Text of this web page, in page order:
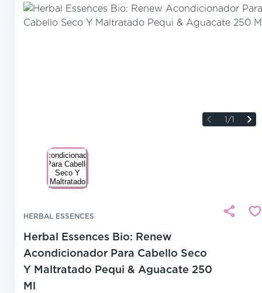
1/1
HERBAL ESSENCES
Herbal Essences Bio: Renew
Acondicionador Para Cabello Seco
Y Maltratado Pequi & Aguacate 250
Ml